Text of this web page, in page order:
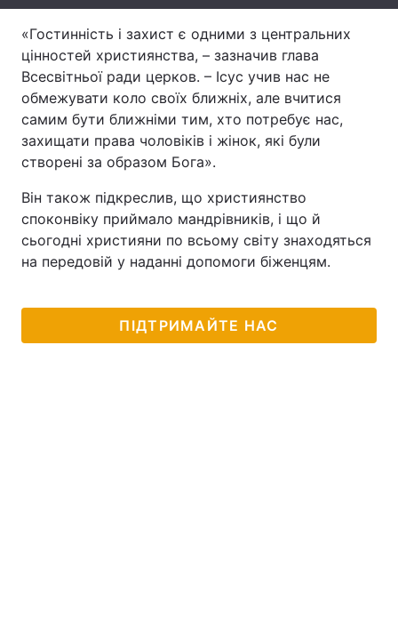
Інтерв'ю Думки
Архів Вакансії
Контакти
Послуги
Тема оформлення
«Гостинність і захист є одними з центральних
цінностей християнства, – зазначив глава
Всесвітньої ради церков. – Ісус учив нас не
обмежувати коло своїх ближніх, але вчитися
самим бути ближніми тим, хто потребує нас,
захищати права чоловіків і жінок, які були
створені за образом Бога».
Він також підкреслив, що християнство
споконвіку приймало мандрівників, і що й
сьогодні християни по всьому світу знаходяться
на передовій у наданні допомоги біженцям.
ПІДТРИМАЙТЕ НАС